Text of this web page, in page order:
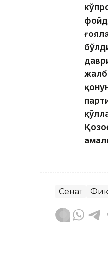
жалб
Сенат